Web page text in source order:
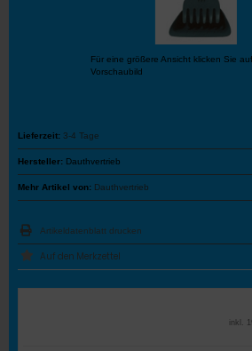
Für eine größere Ansicht klicken Sie
Vorschaubild
inkl.
Lieferzeit: 3-4 Tage
Hersteller: Dauthvertrieb
Mehr Artikel von: Dauthvertrieb
Artikeldatenblatt drucken